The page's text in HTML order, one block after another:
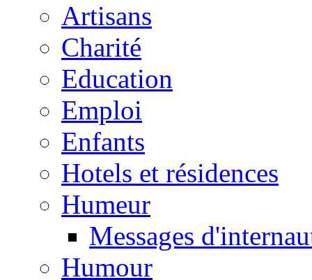
Artisans
Charité
Education
Emploi
Enfants
Hotels et résidences
Humeur
Messages
Humour